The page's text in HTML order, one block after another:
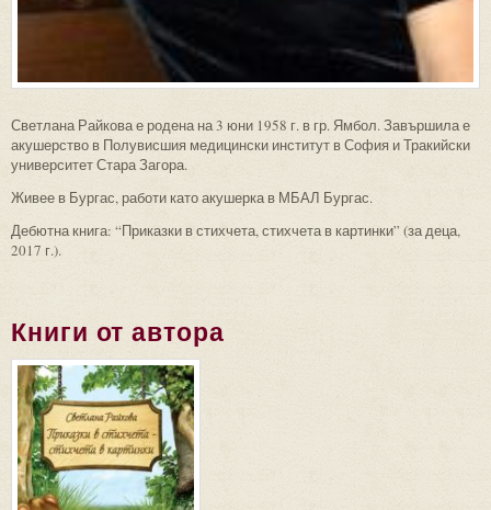
Светлана Райкова е родена на 3 юни 1958 г. в гр. Ямбол. Завършила е
акушерство в Полувисшия медицински институт в София и Тракийски
университет Стара Загора.
Живее в Бургас, работи като акушерка в МБАЛ Бургас.
Дебютна книга: “Приказки в стихчета, стихчета в картинки” (за деца,
2017 г.).
Книги от автора